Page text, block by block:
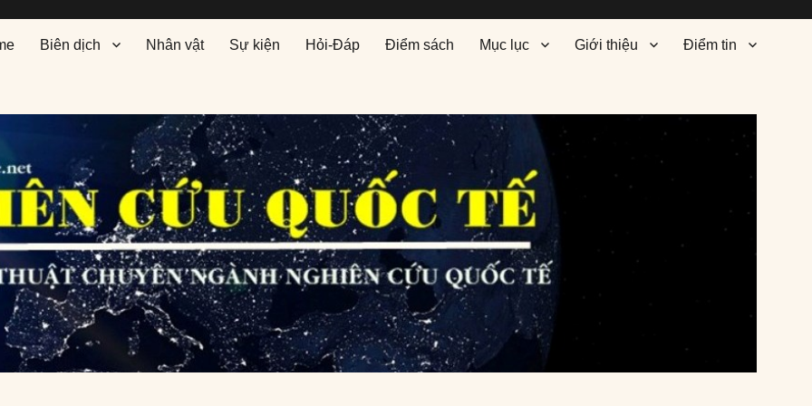
Biên dịch Nhân vật Sự kiện Hỏi-Đáp Điểm sách Mục lục Giới thiệu Điểm tin